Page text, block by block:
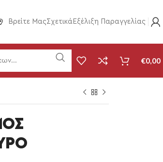
Βρείτε ΜαςΣχετικά Εξέλιξη Παραγγελίας
€0,00